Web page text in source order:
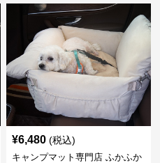
¥6,480 (税込)
キャンプマット専門店 ふかふか